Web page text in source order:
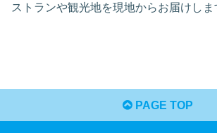
ストランや観光地を現地からお届けしま
PAGE TOP